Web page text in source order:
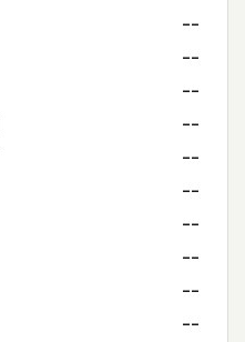
--
--
--
--
--
--
--
--
--
--